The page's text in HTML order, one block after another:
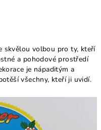
skvělou volbou pro ty, kteří
a pohodové prostředí
je nápaditým a
všechny, kteří ji uvidí.